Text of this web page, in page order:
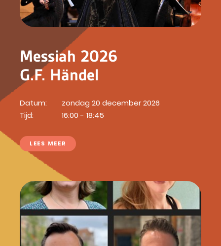
Messiah 2026
G.F. Händel
Datum:
Tijd:
zondag 20 december 2026
16:00 - 18:45
LEES MEER